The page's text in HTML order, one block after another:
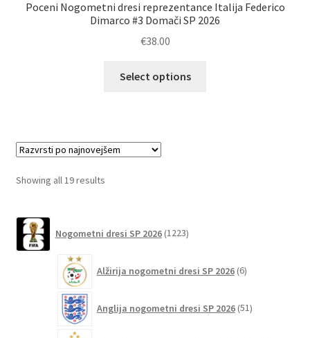
Poceni Nogometni dresi reprezentance Italija Federico
Dimarco #3 Domači SP 2026
€38.00
Select options
Showing all 19 resultsSorted
Nogometni dresi SP 2026 1223izdelkov
Alžirija nogometni dresi SP 2026 6izdelkov
Anglija nogometni dresi SP 2026 51izdelkov